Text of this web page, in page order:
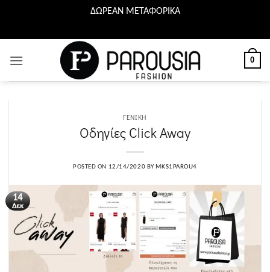
ΔΩΡΕΑΝ ΜΕΤΑΦΟΡΙΚΑ
στο
περιεχόμενο
0
ΓΕΝΙΚΉ
Οδηγίες Click Away
POSTED ON 12/14/2020 BYMKS1PAROU4
14
Δεκ